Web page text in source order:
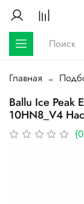
Главная
Ballu Ice Peak
10HN8_V4